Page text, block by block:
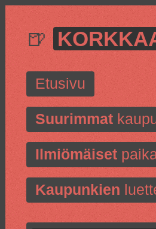
🍺
Etusivu
Suurimmat
Ilmiömäiset
Kaupunkien